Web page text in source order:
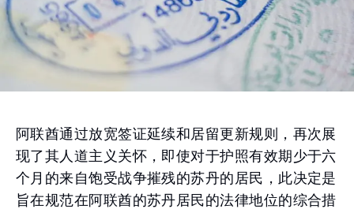
阿联酋通过放宽签证延续和居留更新规则，再次展
现了其人道主义关怀，即使对于护照有效期少于六
个月的来自饱受战争摧残的苏丹的居民，此决定是
旨在规范在阿联酋的苏丹居民的法律地位的综合措